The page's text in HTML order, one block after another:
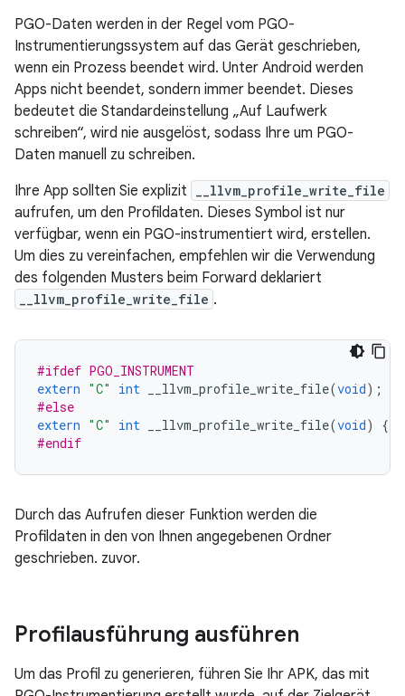
PGO-Daten werden in der Regel vom PGO-
Instrumentierungssystem auf das Gerät geschrieben,
wenn ein Prozess beendet wird. Unter Android werden
Apps nicht beendet, sondern immer beendet. Dieses
bedeutet die Standardeinstellung „Auf Laufwerk
schreiben“, wird nie ausgelöst, sodass Ihre um PGO-
Daten manuell zu schreiben.
Ihre App sollten Sie explizit
__llvm_profile_write_file
aufrufen, um den Profildaten. Dieses Symbol ist nur
verfügbar, wenn ein PGO-instrumentiert wird, erstellen.
Um dies zu vereinfachen, empfehlen wir die Verwendung
des folgenden Musters beim Forward deklariert
__llvm_profile_write_file .
#ifdef PGO_INSTRUMENT
extern "C" int __llvm_profile_write_file(void);
#else
extern "C" int __llvm_profile_write_file(void) {
#endif
Durch das Aufrufen dieser Funktion werden die
Profildaten in den von Ihnen angegebenen Ordner
geschrieben. zuvor.
Profilausführung ausführen
Um das Profil zu generieren, führen Sie Ihr APK, das mit